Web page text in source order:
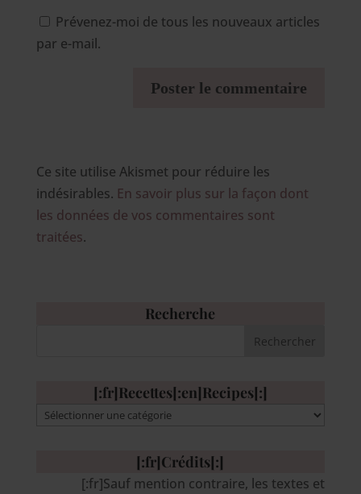
Prévenez-moi de tous les nouveaux articles
par e-mail.
Ce site utilise Akismet pour réduire les
indésirables. En savoir plus sur la façon dont
les données de vos commentaires sont
traitées.
Recherche
[:fr]Recettes[:en]Recipes[:]
[:fr]Recettes[:en]Recipes[:]
[:fr]Crédits[:]
[:fr]Sauf mention contraire, les textes et